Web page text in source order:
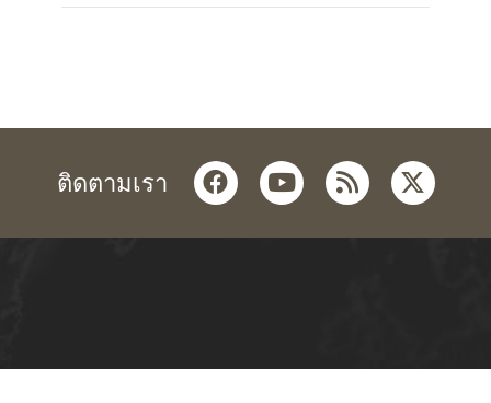
ติดตามเรา facebookyoutube
rss twitter